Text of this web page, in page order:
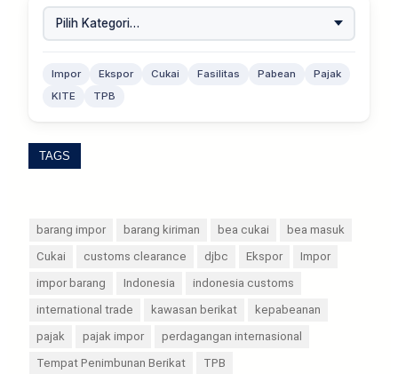
Impor Ekspor Cukai Fasilitas Pabean
Pajak
KITE
TPB
TAGS
barang impor barang kiriman bea cukai
bea masuk
Cukai
customs clearance djbc Ekspor
Impor
impor barang
Indonesia
indonesia customs
international trade
kawasan berikat
kepabeanan
pajak
pajak impor
perdagangan internasional
Tempat Penimbunan Berikat
TPB